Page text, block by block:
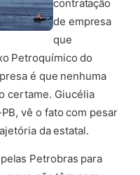
contratação
de empresa
que
Petroquímico do
é que nenhuma
certame. Giucélia
vê o fato com pesar
da estatal.
Petrobras para